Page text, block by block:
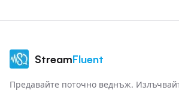
StreamFluent
Предавайте поточно веднъж.